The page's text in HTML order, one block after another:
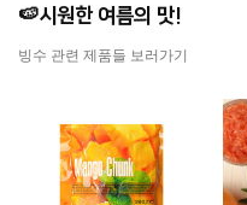
🍉시원한 여름의 맛!
빙수 관련 제품들 보러가기